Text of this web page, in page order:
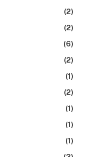
(2)
(2)
(6)
(2)
(1)
(2)
(1)
(1)
(1)